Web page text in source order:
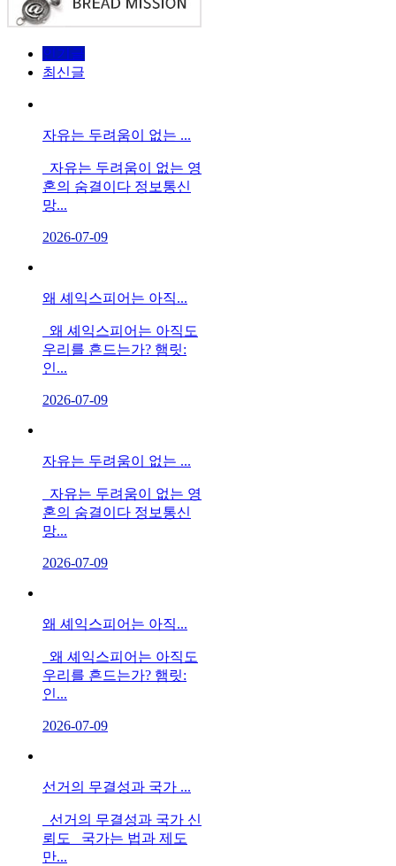
인기글
최신글
자유는 두려움이 없는 ...
자유는 두려움이 없는 영
혼의 숨결이다 정보통신
망...
2026-07-09
왜 셰익스피어는 아직...
왜 셰익스피어는 아직도
우리를 흔드는가? 햄릿:
인...
2026-07-09
자유는 두려움이 없는 ...
자유는 두려움이 없는 영
혼의 숨결이다 정보통신
망...
2026-07-09
왜 셰익스피어는 아직...
왜 셰익스피어는 아직도
우리를 흔드는가? 햄릿:
인...
2026-07-09
선거의 무결성과 국가 ...
선거의 무결성과 국가 신
뢰도 국가는 법과 제도
만...